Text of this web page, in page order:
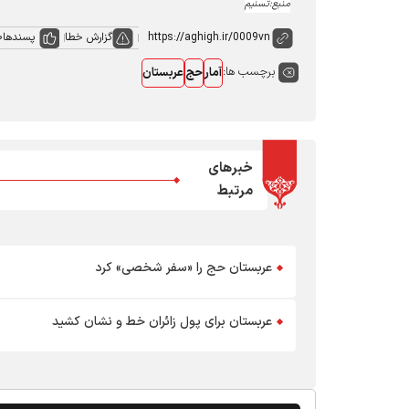
منبع:تسنیم
گزارش خطا پسندها
برچسب ها:آمارحجعربستان
خبرهای
مرتبط
عربستان حج را «سفر شخصی» کرد
عربستان برای پول زائران خط و نشان کشید